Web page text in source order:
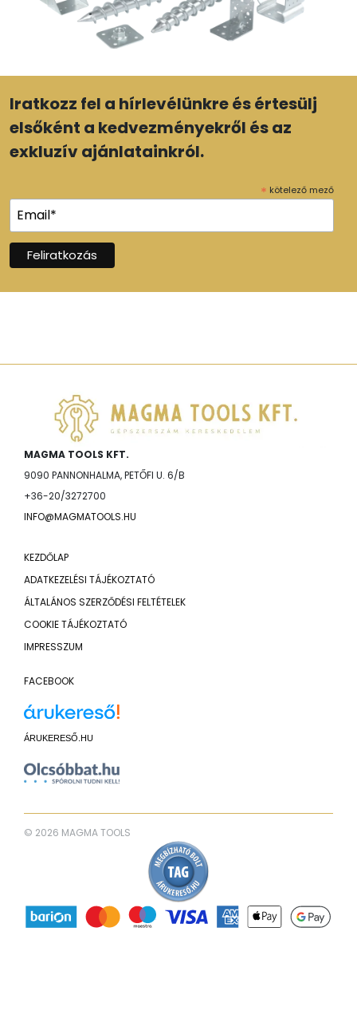
Iratkozz fel a hírlevélünkre és értesülj
elsőként a kedvezményekről és az
exkluzív ajánlatainkról.
* kötelező mező
MAGMA TOOLS KFT.
9090 PANNONHALMA, PETŐFI U. 6/B
+36-20/3272700
INFO@MAGMATOOLS.HU
KEZDŐLAP
ADATKEZELÉSI TÁJÉKOZTATÓ
ÁLTALÁNOS SZERZŐDÉSI FELTÉTELEK
COOKIE TÁJÉKOZTATÓ
IMPRESSZUM
FACEBOOK
ÁRUKERESŐ.HU
© 2026 MAGMA TOOLS